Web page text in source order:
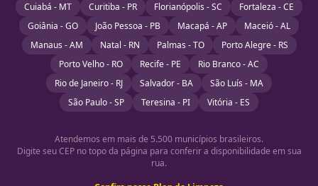
Cuiabá - MT
Curitiba - PR Florianópolis - SC
Fortaleza - CE
Goiânia - GO
João Pessoa - PB Macapá - AP
Maceió - AL
Manaus - AM
Natal - RN Palmas - TO
Porto Alegre - RS
Porto Velho - RO
Recife - PE
Rio Branco - AC
Rio de Janeiro - RJ
Salvador - BA
São Luís - MA
São Paulo - SP
Teresina - PI Vitória - ES
Atendemos em mais de 5.500 municípios brasileiros.
Digite seu CEP no topo da página para conferir a disponibilidade em sua
rua.